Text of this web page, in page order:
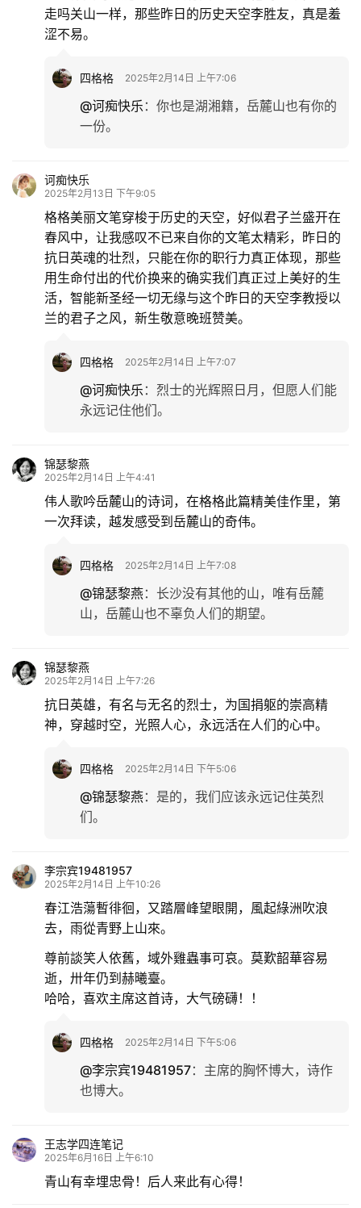
走吗关山一样，那些昨日的历史天空李胜友，真是羞
涩不易。
四格格 2025年2月14日 上午7:06
@诃痴快乐 ： 你也是湖湘籍，岳麓山也有你的
一份。
诃痴快乐
2025年2月13日 下午9:05
格格美丽文笔穿梭于历史的天空，好似君子兰盛开在
春风中，让我感叹不已来自你的文笔太精彩，昨日的
抗日英魂的壮烈，只能在你的职行力真正体现，那些
用生命付出的代价换来的确实我们真正过上美好的生
活，智能新圣经一切无缘与这个昨日的天空李教授以
兰的君子之风，新生敬意晚班赞美。
四格格 2025年2月14日 上午7:07
@诃痴快乐 ： 烈士的光辉照日月，但愿人们能
永远记住他们。
锦瑟黎燕
2025年2月14日 上午4:41
伟人歌吟岳麓山的诗词，在格格此篇精美佳作里，第
一次拜读，越发感受到岳麓山的奇伟。
四格格 2025年2月14日 上午7:08
@锦瑟黎燕： 长沙没有其他的山，唯有岳麓
山，岳麓山也不辜负人们的期望。
锦瑟黎燕
2025年2月14日 上午7:26
抗日英雄，有名与无名的烈士，为国捐躯的崇高精
神，穿越时空，光照人心，永远活在人们的心中。
四格格 2025年2月14日 下午5:06
@锦瑟黎燕： 是的，我们应该永远记住英烈
们。
李宗宾19481957
2025年2月14日 上午10:26
春江浩蕩暫徘徊，又踏層峰望眼開，風起綠洲吹浪
去，雨從青野上山來。
尊前談笑人依舊，域外雞蟲事可哀。莫歎韶華容易
逝，卅年仍到赫曦臺。
哈哈，喜欢主席这首诗，大气磅礴！！
四格格 2025年2月14日 下午5:06
@李宗宾19481957： 主席的胸怀博大，诗作
也博大。
王志学四连笔记
2025年6月16日 上午6:10
青山有幸埋忠骨！后人来此有心得！